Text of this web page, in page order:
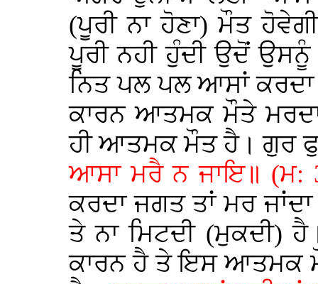
(ਪੂਰੀ ਨਾ ਹੋਣਾ) ਮੌਤ
ਪੂਰੀ ਨਹੀ ਹੁੰਦੀ ਉਦੋਂ
ਨਿਤ ਪਲ ਪਲ ਆਸਾਂ ਕਰਦਾ
ਕਾਰਨ ਆਤਮਕ ਮੌਤੇ
ਹੀ ਆਤਮਕ ਮੌਤ ਹੈ। ਗੁਰ
ਆਸਾ ਮਰੈ ਨ ਜਾਇ॥ (ਮ:
ਕਰਦਾ ਜਗਤ ਤਾਂ ਮਰ
ਤੇ ਨਾ ਮਿਟਦੀ
ਕਾਰਨ ਹੈ ਤੇ ਇਸ ਆਤਮਕ